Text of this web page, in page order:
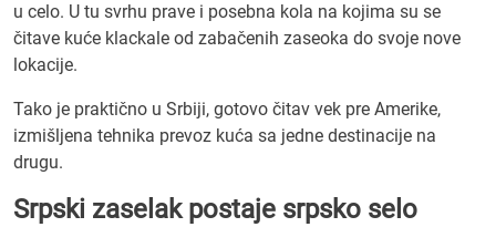
u celo. U tu svrhu prave i posebna kola na kojima su se
čitave kuće klackale od zabačenih zaseoka do svoje nove
lokacije.
Tako je praktično u Srbiji, gotovo čitav vek pre Amerike,
izmišljena tehnika prevoz kuća sa jedne destinacije na
drugu.
Srpski zaselak postaje srpsko selo